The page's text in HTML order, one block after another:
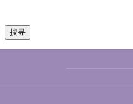
搜寻